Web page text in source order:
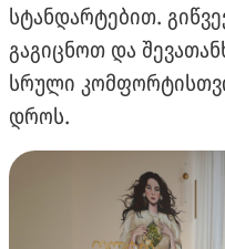
სტანდარტებით.
გაგიცნოთ და
სრული
დროს.